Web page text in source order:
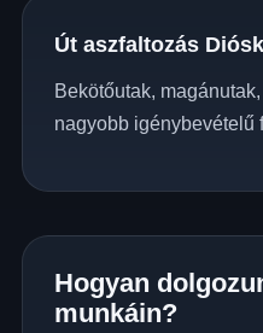
Út aszfaltozás
Bekötőutak,
nagyobb igénybevételű
Hogyan
munkáin?